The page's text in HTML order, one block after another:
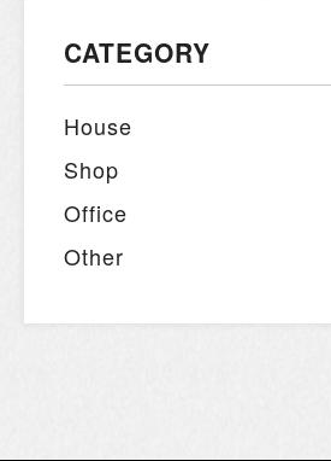
CATEGORY
House
Shop
Office
Other